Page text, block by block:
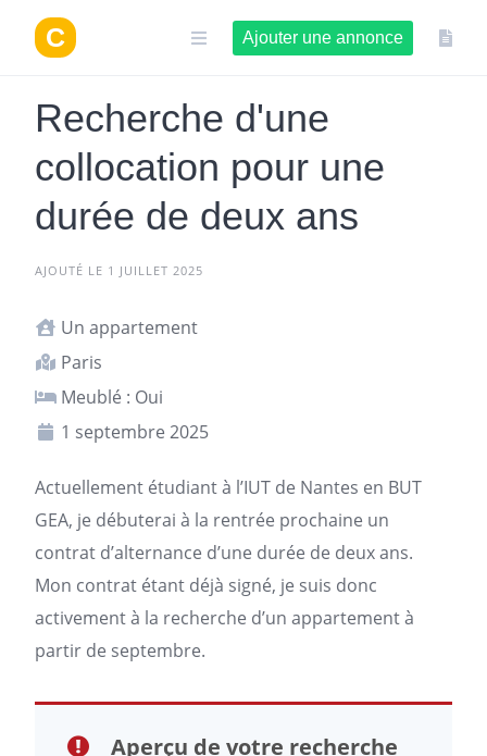
contenu
Ajouter une annonce
Recherche d'une
collocation pour une
durée de deux ans
AJOUTÉ LE 1 JUILLET 2025
Un appartement
Paris
Meublé : Oui
1 septembre 2025
Actuellement étudiant à l’IUT de Nantes en BUT
GEA, je débuterai à la rentrée prochaine un
contrat d’alternance d’une durée de deux ans.
Mon contrat étant déjà signé, je suis donc
activement à la recherche d’un appartementà
partir de septembre.
Aperçu de votre recherche